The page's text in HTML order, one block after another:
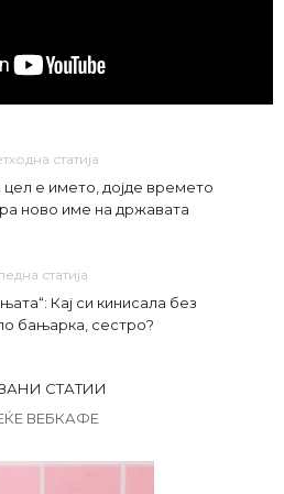
статија
цел е името, дојде времето
ново име на државата
статија
Кај си кинисала без
бањарка, сестро?
СТАТИИ
ВЕБКАФЕ